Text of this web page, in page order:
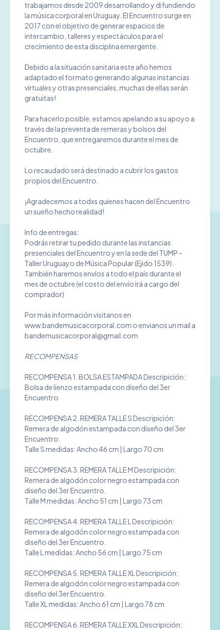
trabajamos desde 2009 desarrollando y difundiendo
la música corporal en Uruguay. El Encuentro surge en
2017 con el objetivo de generar espacios de
intercambio, talleres y espectáculos para el
crecimiento de esta disciplina emergente.
Debido a la situación sanitaria este año hemos
adaptado el formato generando algunas instancias
virtuales y otras presenciales, muchas de ellas serán
gratuitas!
Para hacerlo posible, estamos apelando a su apoyo a
través de la preventa de remeras y bolsos del
Encuentro, que entregaremos durante el mes de
octubre.
Lo recaudado será destinado a cubrir los gastos
propios del Encuentro.
¡Agradecemos a todxs quienes hacen del Encuentro
un sueño hecho realidad!
Info de entregas:
Podrás retirar tu pedido durante las instancias
presenciales del Encuentro y en la sede del TUMP -
Taller Uruguayo de Música Popular (Ejido 1539).
También haremos envíos a todo el país durante el
mes de octubre (el costo del envío irá a cargo del
comprador)
Por más información visitanos en
www.bandemusicacorporal.com o envianos un mail a
bandemusicacorporal@gmail.com
RECOMPENSAS
RECOMPENSA 1. BOLSA ESTAMPADA Descripición:
Bolsa de lienzo estampada con diseño del 3er
Encuentro
RECOMPENSA 2. REMERA TALLE S Descripición:
Remera de algodón estampada con diseño del 3er
Encuentro.
Talle S medidas: Ancho 46 cm | Largo 70 cm
RECOMPENSA 3. REMERA TALLE M Descripición:
Remera de algodón color negro estampada con
diseño del 3er Encuentro.
Talle M medidas: Ancho 51 cm | Largo 73 cm
RECOMPENSA 4. REMERA TALLE L Descripición:
Remera de algodón color negro estampada con
diseño del 3er Encuentro.
Talle L medidas: Ancho 56 cm | Largo 75 cm
RECOMPENSA 5. REMERA TALLE XL Descripición:
Remera de algodón color negro estampada con
diseño del 3er Encuentro.
Talle XL medidas: Ancho 61 cm | Largo 78 cm
RECOMPENSA 6. REMERA TALLE XXL Descripición: